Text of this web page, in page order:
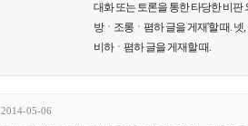
대화 또는 토론을 통한 타당한 비판
방ㆍ조롱ㆍ폄하 글을 게재'할 때.
비하ㆍ폄하 글을 게재할 때.
2014-05-06